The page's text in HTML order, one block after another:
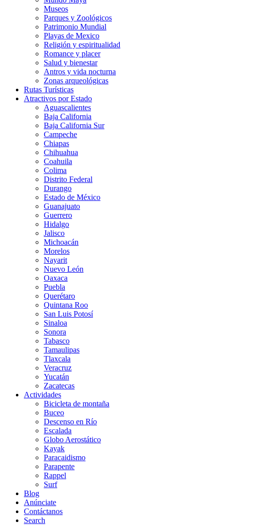
Museos
Parques y Zoológicos
Patrimonio Mundial
Playas de Mexico
Religión y espiritualidad
Romance y placer
Salud y bienestar
Antros y vida nocturna
Zonas arqueológicas
Rutas Turísticas
Atractivos por Estado
Aguascalientes
Baja California
Baja California Sur
Campeche
Chiapas
Chihuahua
Coahuila
Colima
Distrito Federal
Durango
Estado de México
Guanajuato
Guerrero
Hidalgo
Jalisco
Michoacán
Morelos
Nayarit
Nuevo León
Oaxaca
Puebla
Querétaro
Quintana Roo
San Luis Potosí
Sinaloa
Sonora
Tabasco
Tamaulipas
Tlaxcala
Veracruz
Yucatán
Zacatecas
Actividades
Bicicleta de montaña
Buceo
Descenso en Río
Escalada
Globo Aerostático
Kayak
Paracaidismo
Parapente
Rappel
Surf
Blog
Anúnciate
Contáctanos
Search